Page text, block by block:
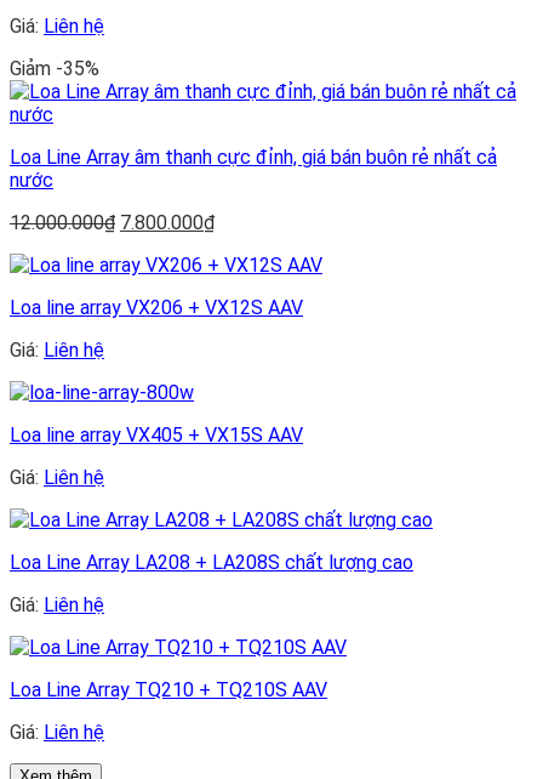
Giá: Liên hệ
Giảm -35%
Loa Line Array âm thanh cực đỉnh, giá bán buôn rẻ nhất cả
nước
12.000.000₫ Giá
là:
7.800.000₫Giá
tại
7.800.000₫.
Loa line array VX206 + VX12S AAV
Giá: Liên hệ
Loa line array VX405 + VX15S AAV
Giá: Liên hệ
Loa Line Array LA208 + LA208S chất lượng cao
Giá: Liên hệ
Loa Line Array TQ210 + TQ210S AAV
Giá: Liên hệ